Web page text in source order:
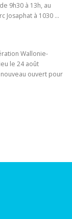
9h30 à 13h, au
Josaphat à 1030 …
Wallonie-
le 24 août
ouvert pour